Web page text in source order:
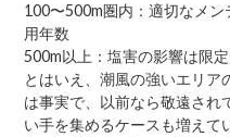
100〜500m圏内：適切なメ
用年数
500m以上：塩害の影響は限
とはいえ、潮風の強いエリア
は事実で、以前なら敬遠され
い手を集めるケースも増えて